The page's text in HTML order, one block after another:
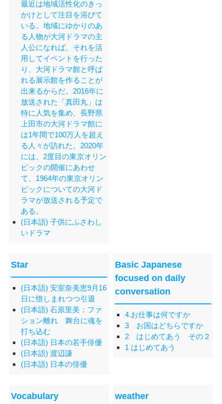
最近は地域活性化のきっ
かけとして注目を浴びて
いる。地域にゆかりのあ
る人物が大河ドラマの主
人公になれば、それを活
用してイベントを行った
り、大河ドラマ館と呼ば
れる展示館を作ることが
出来るからだ。2016年に
放送された「真田丸」は
特に人気を集め、長野県
上田市の大河ドラマ館に
は1年間で100万人を超え
る人々が訪れた。2020年
には、2度目の東京オリン
ピックの開催にあわせ
て、1964年の東京オリン
ピックについての大河ド
ラマが放送される予定で
ある。
(日本語) 子供にふさわし
いドラマ
Star
(日本語) 安室奈美恵9月16
日に惜しまれつつ引退
(日本語) 石原里美：ファ
ション離れ 舞台に魂を
打ち込む
(日本語) 日本の若手俳優
(日本語) 渡辺謙
(日本語) 日本の俳優
Basic Japanese
focused on daily
conversation
4.お仕事は何ですか
3 お国はどちらですか
2 はじめてあう その２
1 はじめてあう
Vocabulary weather